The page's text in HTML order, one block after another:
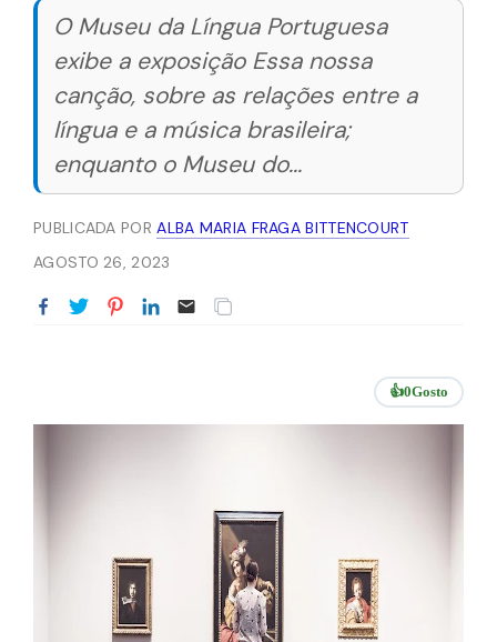
O Museu da Língua Portuguesa
exibe a exposição Essa nossa
canção, sobre as relações entre a
língua e a música brasileira;
enquanto o Museu do...
PUBLICADA PORALBA MARIA FRAGA BITTENCOURT
AGOSTO 26, 2023
👍0Gosto